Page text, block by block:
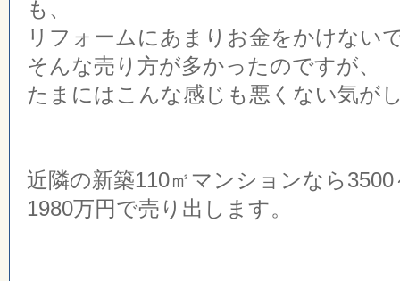
も、
リフォームにあまりお金をかけない
そんな売り方が多かったのですが、
たまにはこんな感じも悪くない気が
近隣の新築110㎡マンションなら
1980万円で売り出します。